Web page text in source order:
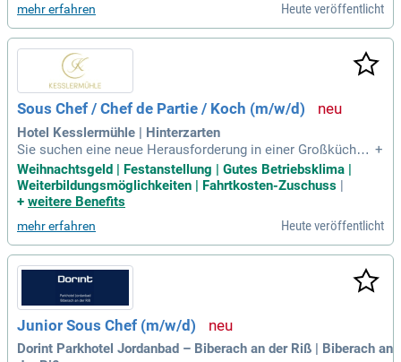
eichern. Hygienevorgaben nach HACCP werden von dir kons
equent eingehalten, während du Qualität und Wirtschaftlichk
eit sicherstellst. Mit täglicher operativer Mitarbeit am Pass
unterstützt du das Team, auch in stressigen Situationen. Dei
ne Verantwortlichkeiten umfassen Bestellungen, Wareneing
angskontrolle und Lageroptimierungen. Ein abgeschlossene
s Kochausbildung und hervorragende Deutschkenntnisse ru
nden dein Profil ab, während deine Teamorientierung und Fle
xibilität für optimale Ergebnisse sorgen.
mehr erfahren Heute veröffentlicht
Sous Chef / Chef de Partie / Koch (m/w/d)
Hotel Kesslermühle | Hinterzarten
Sie suchen eine neue Herausforderung in einer Großküche?
Wenn Sie eine abgeschlossene Ausbildung als Koch oder ei
nschlägige Erfahrung mitbringen, sind Sie genau richtig bei
uns! Wir legen Wert auf ein freundliches Miteinander und Te
ein gepflegtes Erscheinungsbild sind für Sie selbstverständl
ich. Profitieren Sie von attraktiven Vorteilen wie Sonn- und F
eiertagszuschlägen, 25 Urlaubstagen sowie Weiterbildungs
möglichkeiten. Bewerben Sie sich jetzt und werden Sie Teil
unseres motivierten Teams in einer familiären Arbeitsatmo
sphäre!
+
Weihnachtsgeld | Festanstellung | Gutes Betriebsklima |
Weiterbildungsmöglichkeiten | Fahrtkosten-Zuschuss |
+ weitere Benefits
mehr erfahren Heute veröffentlicht
Junior Sous Chef (m/w/d)
Dorint Parkhotel Jordanbad – Biberach an der Riß | Biberach an